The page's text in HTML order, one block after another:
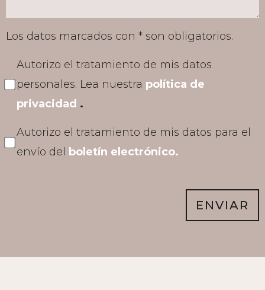
Los datos marcados con * son obligatorios.
Autorizo el tratamiento de mis datos
personales. Lea nuestra política de
privacidad .
Autorizo el tratamiento de mis datos para el
envío del
boletín electrónico.
ENVIAR